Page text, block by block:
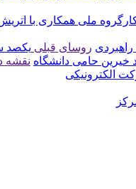
ملی همکاری با
راهبردی روسای قبلی یکصد
خیرین حامی دانشگاه نقشه
الکترونیکی